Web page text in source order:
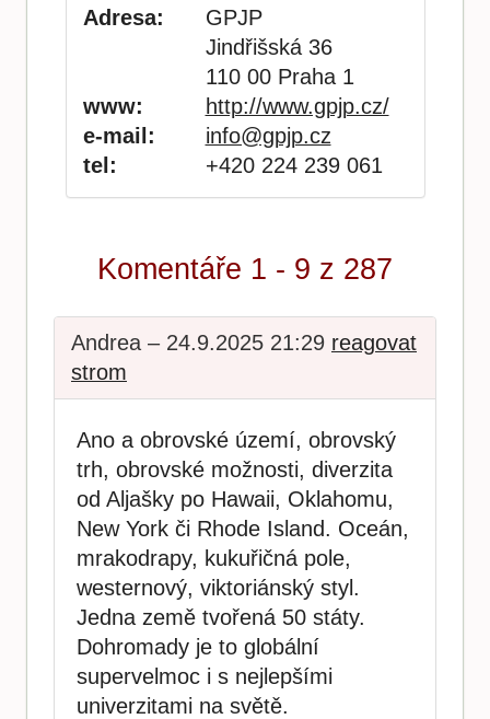
Adresa:
GPJP
Jindřišská 36
110 00 Praha 1
www:
http://www.gpjp.cz/
e-mail:
info@gpjp.cz
tel:
+420 224 239 061
Komentáře 1 - 9 z 287
Andrea – 24.9.2025 21:29 reagovat
strom
Ano a obrovské území, obrovský
trh, obrovské možnosti, diverzita
od Aljašky po Hawaii, Oklahomu,
New York či Rhode Island. Oceán,
mrakodrapy, kukuřičná pole,
westernový, viktoriánský styl.
Jedna země tvořená 50 státy.
Dohromady je to globální
supervelmoc i s nejlepšími
univerzitami na světě.